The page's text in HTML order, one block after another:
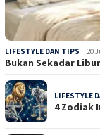
LIFESTYLE DAN TIPS 20
Bukan Sekadar
LIFESTYLE
4 Zodiak